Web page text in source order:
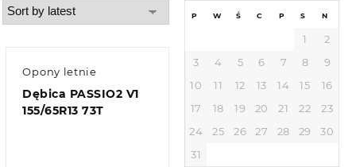
Opony letnie
Dębica PASSIO2 V1
155/65R13 73T
P W Ś C P S N
1
2
3
4 5 6 7 8
9
10
11 12 13 14 15
16
17
18 19 20 21 22
23
24
25 26 27 28 29
30
31